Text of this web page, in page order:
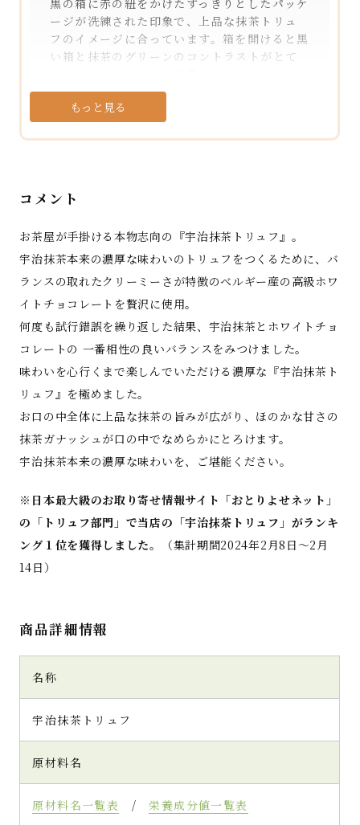
ージが洗練された印象で、上品な抹茶トリュ
フのイメージに合っています。箱を開けると黒
い箱と抹茶のグリーンのコントラストがとて
予想していたより大ぶりなサイズ感でうれしく
なりました♪
冷蔵庫で保管後、食べる前に室温に戻しリモ
ートワーク中の休憩タイムに頂くことに。半
伝わってきます。抹茶ガナッシュの外側には薄
パウダーを塗した抹茶尽くしのトリュフです。
口に入れると抹茶の旨みと香りが口いっぱい
に広がり、ほのかな苦みがホワイトチョコの
まろやかな甘みとあいまってとても濃厚な味
わいです。市販の抹茶チョコは、抹茶の風味が
物足りず残念な気持ちになることがあります
宇治抹茶を惜しみなく使用し、添加物不使用
で仕上げているので、味も香りもお色も抹茶
本来のものでお茶屋さんならではの抹茶スイ
ーツです。これだけ抹茶を使っていると、その
分苦みが立ってしまったり粉っぽさが出てし
まったりしそうですが、こちらは抹茶との絶
妙なバランスを見極めながらベルギー産ホワ
で、ミルキーなコクやねっとり滑らかな口ど
けといったトリュフならではの醍醐味も堪能
でき、抹茶好きの方にもトリュフ好きの方にも
喜ばれると思います。やわらかいガナッシュに
甘さよりも抹茶の風味が際立つ本格派なの
で、男性にも食べやすくバレンタインギフトに
もぴったりですね。
別の日、残業の疲れを癒そうとカットせずに
さに心まで満たされました。鼻に抜ける抹茶
の余韻とともに、最後の口どけまで目をつぶ
って味わいたくなるような特別なトリュフ
で、贈り物はもちろん自分へのご褒美にもぜ
ひお取り寄せしたいです。日本茶やコーヒー、
紅茶、ホットミルクなどいろんな飲み物と相
もっと見る
コメント
お茶屋が手掛ける本物志向の『宇治抹茶トリュフ』。
宇治抹茶本来の濃厚な味わいのトリュフをつくるために、バ
ランスの取れたクリーミーさが特徴のベルギー産の高級ホワ
イトチョコレートを贅沢に使用。
何度も試行錯誤を繰り返した結果、宇治抹茶とホワイトチョ
コレートの 一番相性の良いバランスをみつけました。
味わいを心行くまで楽しんでいただける濃厚な『宇治抹茶ト
リュフ』を極めました。
お口の中全体に上品な抹茶の旨みが広がり、ほのかな甘さの
抹茶ガナッシュが口の中でなめらかにとろけます。
宇治抹茶本来の濃厚な味わいを、ご堪能ください。
※日本最大級のお取り寄せ情報サイト「おとりよせネット」
の「トリュフ部門」で当店の「宇治抹茶トリュフ」がランキ
ング１位を獲得しました。
（集計期間2024年2月8日～2月
14日）
商品詳細情報
名称
宇治抹茶トリュフ
原材料名
原材料名一覧表 /栄養成分値一覧表